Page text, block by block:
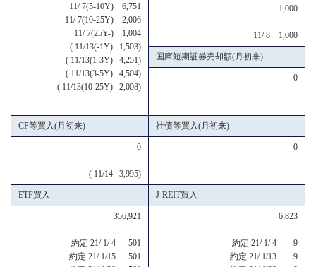
11/ 7(5-10Y) 6,751
11/ 7(10-25Y) 2,006
11/ 7(25Y-) 1,004
( 11/13(-1Y) 1,503)
( 11/13(1-3Y) 4,251)
( 11/13(3-5Y) 4,504)
( 11/13(10-25Y) 2,008)
1,000
11/ 8 1,000
国庫短期証券売却額(月初来)
0
CP等買入(月初来) 社債等買入(月初来)
0
( 11/14 3,995)
0
ETF買入 J-REIT買入
356,921
約定 21/ 1/ 4 501
約定 21/ 1/15 501
6,823
約定 21/ 1/ 4 9
約定 21/ 1/13 9